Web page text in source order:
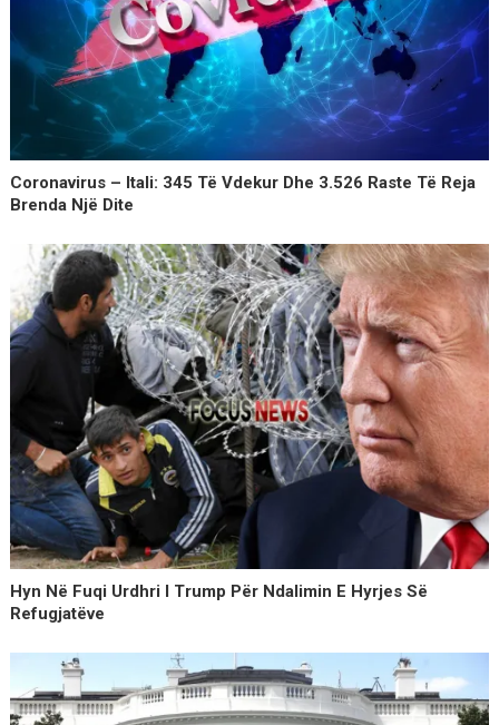
Coronavirus – Itali: 345 Të Vdekur Dhe 3.526 Raste Të Reja
Brenda Një Dite
Hyn Në Fuqi Urdhri I Trump Për Ndalimin E Hyrjes Së
Refugjatëve